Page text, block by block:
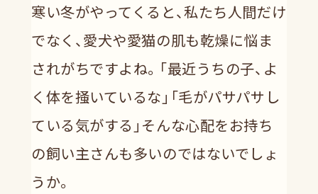
寒い冬がやってくると、私たち人間だけ
でなく、愛犬や愛猫の肌も乾燥に悩ま
されがちですよね。「最近うちの子、よ
く体を掻いているな」「毛がパサパサし
ている気がする」そんな心配をお持ち
の飼い主さんも多いのではないでしょ
うか。